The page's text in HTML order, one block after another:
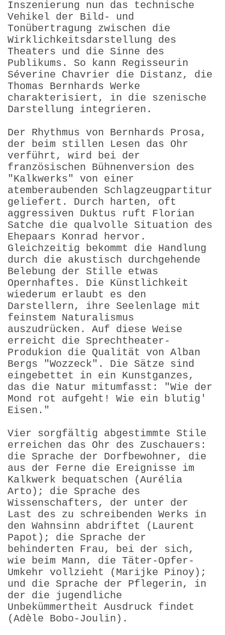
Inszenierung nun das technische
Vehikel der Bild- und
Tonübertragung zwischen die
Wirklichkeitsdarstellung des
Theaters und die Sinne des
Publikums. So kann Regisseurin
Séverine Chavrier die Distanz, die
Thomas Bernhards Werke
charakterisiert, in die szenische
Darstellung integrieren.
Der Rhythmus von Bernhards Prosa,
der beim stillen Lesen das Ohr
verführt, wird bei der
französischen Bühnenversion des
"Kalkwerks" von einer
atemberaubenden Schlagzeugpartitur
geliefert. Durch harten, oft
aggressiven Duktus ruft Florian
Satche die qualvolle Situation des
Ehepaars Konrad hervor.
Gleichzeitig bekommt die Handlung
durch die akustisch durchgehende
Belebung der Stille etwas
Opernhaftes. Die Künstlichkeit
wiederum erlaubt es den
Darstellern, ihre Seelenlage mit
feinstem Naturalismus
auszudrücken. Auf diese Weise
erreicht die Sprechtheater-
Produkion die Qualität von Alban
Bergs "Wozzeck". Die Sätze sind
eingebettet in ein Kunstganzes,
das die Natur mitumfasst: "Wie der
Mond rot aufgeht! Wie ein blutig'
Eisen."
Vier sorgfältig abgestimmte Stile
erreichen das Ohr des Zuschauers:
die Sprache der Dorfbewohner, die
aus der Ferne die Ereignisse im
Kalkwerk bequatschen (Aurélia
Arto); die Sprache des
Wissenschafters, der unter der
Last des zu schreibenden Werks in
den Wahnsinn abdriftet (Laurent
Papot); die Sprache der
behinderten Frau, bei der sich,
wie beim Mann, die Täter-Opfer-
Umkehr vollzieht (Marijke Pinoy);
und die Sprache der Pflegerin, in
der die jugendliche
Unbekümmertheit Ausdruck findet
(Adèle Bobo-Joulin).